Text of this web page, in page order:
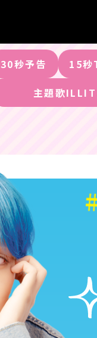
30秒予告 15秒
主題歌ILLIT